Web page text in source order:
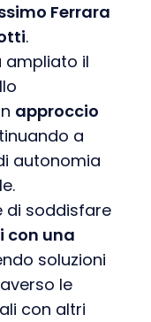
Ferrara
.
ampliato il
approccio
a
autonomia
di soddisfare
con una
soluzioni
le
con altri